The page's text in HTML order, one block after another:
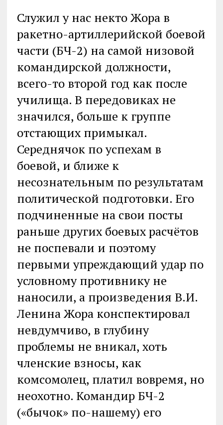
Служил у нас некто Жора в
ракетно-артиллерийской боевой
части (БЧ-2) на самой низовой
командирской должности,
всего-то второй год как после
училища. В передовиках не
значился, больше к группе
отстающих примыкал.
Середнячок по успехам в
боевой, и ближе к
несознательным по результатам
политической подготовки. Его
подчиненные на свои посты
раньше других боевых расчётов
не поспевали и поэтому
первыми упреждающий удар по
условному противнику не
наносили, а произведения В.И.
Ленина Жора конспектировал
невдумчиво, в глубину
проблемы не вникал, хоть
членские взносы, как
комсомолец, платил вовремя, но
неохотно. Командир БЧ-2
(«бычок» по-нашему) его